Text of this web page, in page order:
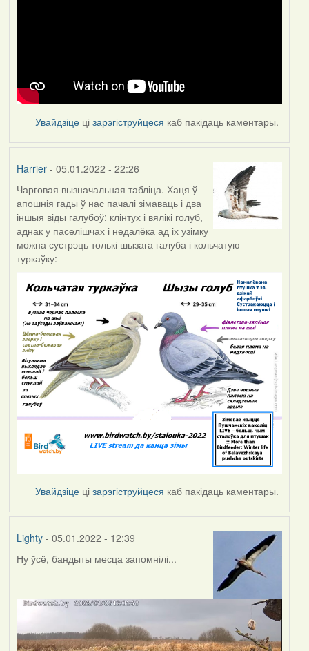
Увайдзіце цізарэгіструйцеся каб пакідаць каментары.
Harrier- 05.01.2022 - 22:26
Чарговая вызначальная табліца. Хаця ў
апошнія гады ў нас пачалі зімаваць і два
іншыя віды галубоў: клінтух і вялікі голуб,
аднак у паселішчах і недалёка ад іх узімку
можна сустрэць толькі шызага галуба і кольчатую
туркаўку:
Увайдзіце цізарэгіструйцеся каб пакідаць каментары.
Lighty- 05.01.2022 - 12:39
Ну ўсё, бандыты месца запомнілі...